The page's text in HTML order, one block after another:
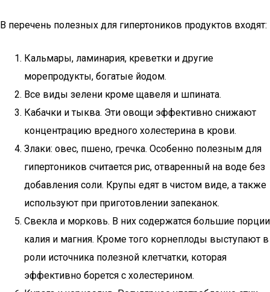
В перечень полезных для гипертоников продуктов входят:
Кальмары, ламинария, креветки и другие
морепродукты, богатые йодом.
Все виды зелени кроме щавеля и шпината.
Кабачки и тыква. Эти овощи эффективно снижают
концентрацию вредного холестерина в крови.
Злаки: овес, пшено, гречка. Особенно полезным для
гипертоников считается рис, отваренный на воде без
добавления соли. Крупы едят в чистом виде, а также
используют при приготовлении запеканок.
Свекла и морковь. В них содержатся большие порции
калия и магния. Кроме того корнеплоды выступают в
роли источника полезной клетчатки, которая
эффективно борется с холестерином.